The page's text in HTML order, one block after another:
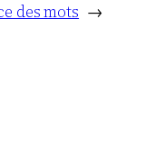
des mots →